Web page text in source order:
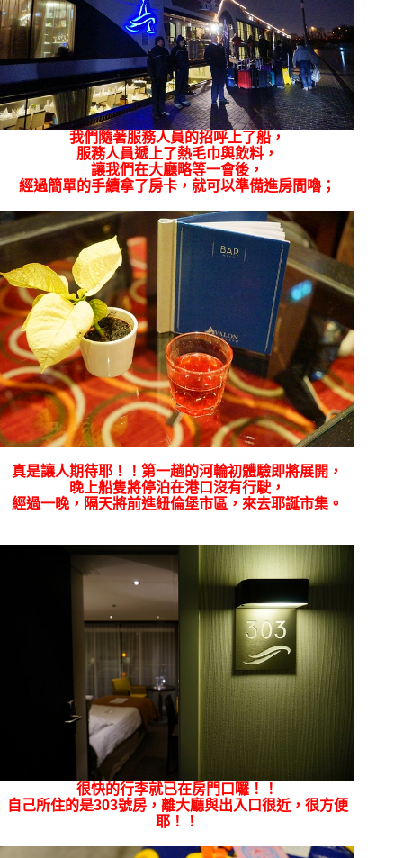
我們隨著服務人員的招呼上了船，
服務人員遞上了熱毛巾與飲料，
讓我們在大廳略等一會後，
經過簡單的手續拿了房卡，就可以準備進房間嚕；
真是讓人期待耶！！第一趟的河輪初體驗即將展開，
晚上船隻將停泊在港口沒有行駛，
經過一晚，隔天將前進紐倫堡市區，來去耶誕市集。
很快的行李就已在房門口囉！！
自己所住的是303號房，離大廳與出入口很近，很方便
耶！！